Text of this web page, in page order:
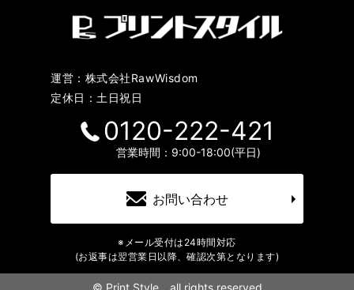
運営：株式会社RawWisdom
定休日：土日祝日
0120-222-421
営業時間：9:00-18:00(平日)
お問い合わせ
※メール受付は24時間対応
(お返事は翌営業日以降、確認次第となります)
© Print Style all rights reserved